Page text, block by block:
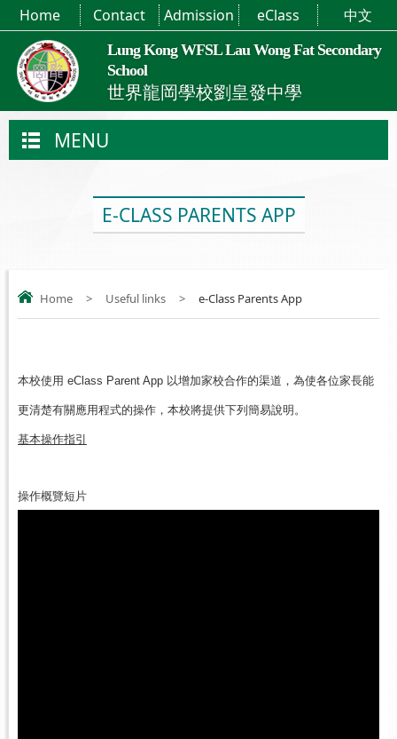
Lung Kong WFSL Lau Wong Fat Secondary
School
世界龍岡學校劉皇發中學
Home Contact Admission eClass 中文
MENU
E-CLASS PARENTS APP
Home > Useful links > e-Class Parents App
本校使用 eClass Parent App 以增加家校合作的渠道，為使各位家長能
更清楚有關應用程式的操作，本校將提供下列簡易說明。
基本操作指引
操作概覽短片